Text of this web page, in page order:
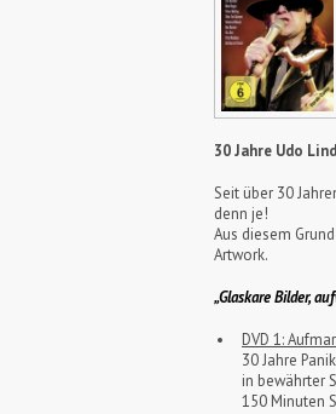
30 Jahre Udo
Seit über 30
denn je!
Aus diesem
Artwork.
„Glaskare Bilder,
DVD 1:
30 Jahre
in bewährter
150 Minuten